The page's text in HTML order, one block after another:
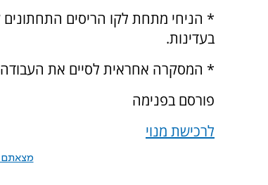
* הניחי מתחת לקו הריסים
בעדינות.
* המסקרה אחראית לסיים את
פורסם בפנימה
לרכישת מנוי
מצאתם